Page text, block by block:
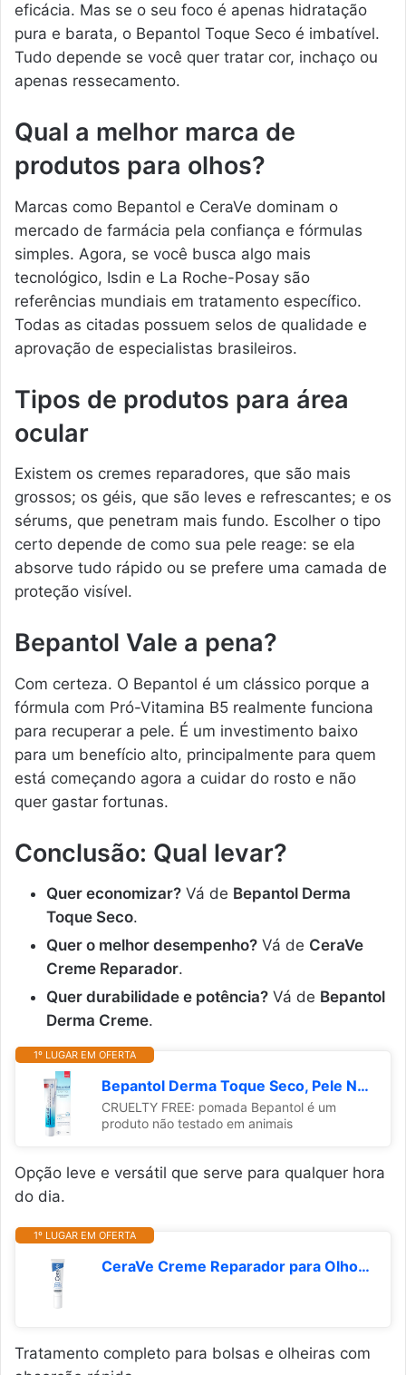
eficácia. Mas se o seu foco é apenas hidratação
pura e barata, o Bepantol Toque Seco é imbatível.
Tudo depende se você quer tratar cor, inchaço ou
apenas ressecamento.
Qual a melhor marca de
produtos para olhos?
Marcas como Bepantol e CeraVe dominam o
mercado de farmácia pela confiança e fórmulas
simples. Agora, se você busca algo mais
tecnológico, Isdin e La Roche-Posay são
referências mundiais em tratamento específico.
Todas as citadas possuem selos de qualidade e
aprovação de especialistas brasileiros.
Tipos de produtos para área
ocular
Existem os cremes reparadores, que são mais
grossos; os géis, que são leves e refrescantes; e os
sérums, que penetram mais fundo. Escolher o tipo
certo depende de como sua pele reage: se ela
absorve tudo rápido ou se prefere uma camada de
proteção visível.
Bepantol Vale a pena?
Com certeza. O Bepantol é um clássico porque a
fórmula com Pró-Vitamina B5 realmente funciona
para recuperar a pele. É um investimento baixo
para um benefício alto, principalmente para quem
está começando agora a cuidar do rosto e não
quer gastar fortunas.
Conclusão: Qual levar?
Quer economizar? Vá de Bepantol Derma
Toque Seco.
Quer o melhor desempenho? Vá de CeraVe
Creme Reparador.
Quer durabilidade e potência? Vá de Bepantol
Derma Creme.
1º LUGAR EM OFERTA
Bepantol Derma Toque Seco, Pele Normal a Seca, Hidratante Facial e Corporal, Bepantol Oil Free, 30g
CRUELTY FREE: pomada Bepantol é um
produto não testado em animais
Opção leve e versátil que serve para qualquer hora
do dia.
1º LUGAR EM OFERTA
CeraVe Creme Reparador para Olhos, com 3 Ceramidas Essenciais e Ácido Hialurônico, Hidrata e Restaura a Barreira Protetora, Reduz Olheiras e Bolsas, Sem Perfume e Não Comedogênico, 15g
Tratamento completo para bolsas e olheiras com